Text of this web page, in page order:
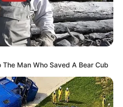
schon seit Jahrtausenden
anwenden, hatte
universitären Welt gelehrt. Die
ja endlich auch mal
weitere Kalauer
Impressum & Kontakt
Man Who Saved A Bear Cub